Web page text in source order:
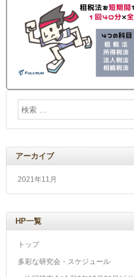
アーカイブ
2021年11月
HP一覧
トップ
多彩な研究会・スケジュール